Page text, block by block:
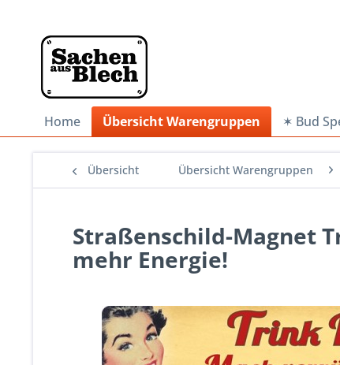
Home Übersicht Warengruppen ✶ Bud
Übersicht Übersicht Warengruppen
Straßenschild-Magnet
mehr Energie!